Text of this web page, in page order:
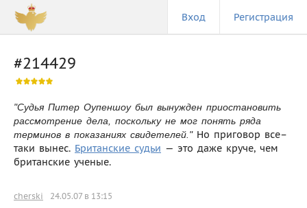
Вход Регистрация
#214429
"Судья Питер Оупеншоу был вынужден приостановить
рассмотрение дела, поскольку не мог понять ряда
терминов в показаниях свидетелей."Но приговор все–
таки вынес. Британские судьи — это даже круче, чем
британские ученые.
cherski 24.05.07 в 13:15